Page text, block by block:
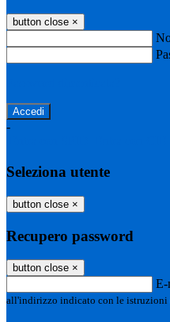
button close ×
-
Seleziona utente
button close ×
Recupero password
button close ×
E-
all'indirizzo indicato con le istruzioni